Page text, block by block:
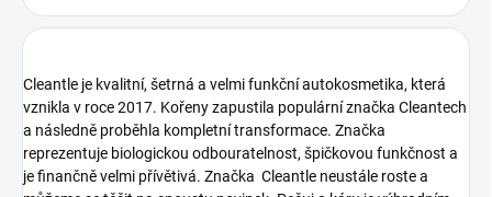
Cleantle je kvalitní, šetrná a velmi funkční autokosmetika, která
vznikla v roce 2017. Kořeny zapustila populární značka Cleantech
a následně proběhla kompletní transformace. Značka
reprezentuje biologickou odbouratelnost, špičkovou funkčnost a
je finančně velmi přívětivá. Značka Cleantle neustále roste a